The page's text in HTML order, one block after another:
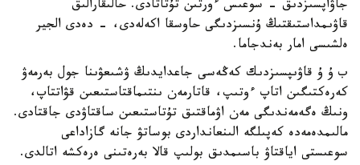
جاۋاپسىزدىق - سوعىس ءورتىن تۇتاتادى. حالىقارالىق
قاۋىمداستىقتىڭ ۇنسىزدىگى حاوسقا اكەلەدى، - دەدى الجير
ەلشىسى امار بەندجاما.
ب ۇ ۇ قاۋىپسىزدىك كەڭەسى جاعدايدىڭ ۋشىعۋىنا جول بەرمەۋ
كەرەكتىگىن اتاپ ءوتىپ، قاتارمەن ىنتىماقتاستىعىن قۋاتتاپ،
ونىڭ ەگەمەندىگى مەن اۋماقتىق تۇتاستىعىن ساقتاۋدى جاقتادى.
مالىمدەمەدە كەپىلگە الىنعانداردى بوساتۋ جانە گازاداعى
سوعىستى اياقتاۋ باسىمدىق بولىپ قالا بەرەتىنى ەرەكشە اتالدى.